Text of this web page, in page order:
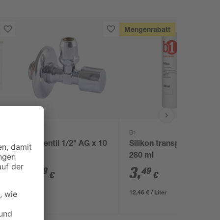
Eckventil 1/2" AG x 10
79 €
Mengenrabatt
B1
Silikon transparent
280 ml
3,49 €
12,46 € / Liter